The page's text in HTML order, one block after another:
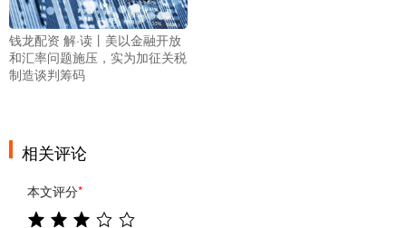
钱龙配资 解·读丨美以金融开放
和汇率问题施压，实为加征关税
制造谈判筹码
相关评论
本文评分*